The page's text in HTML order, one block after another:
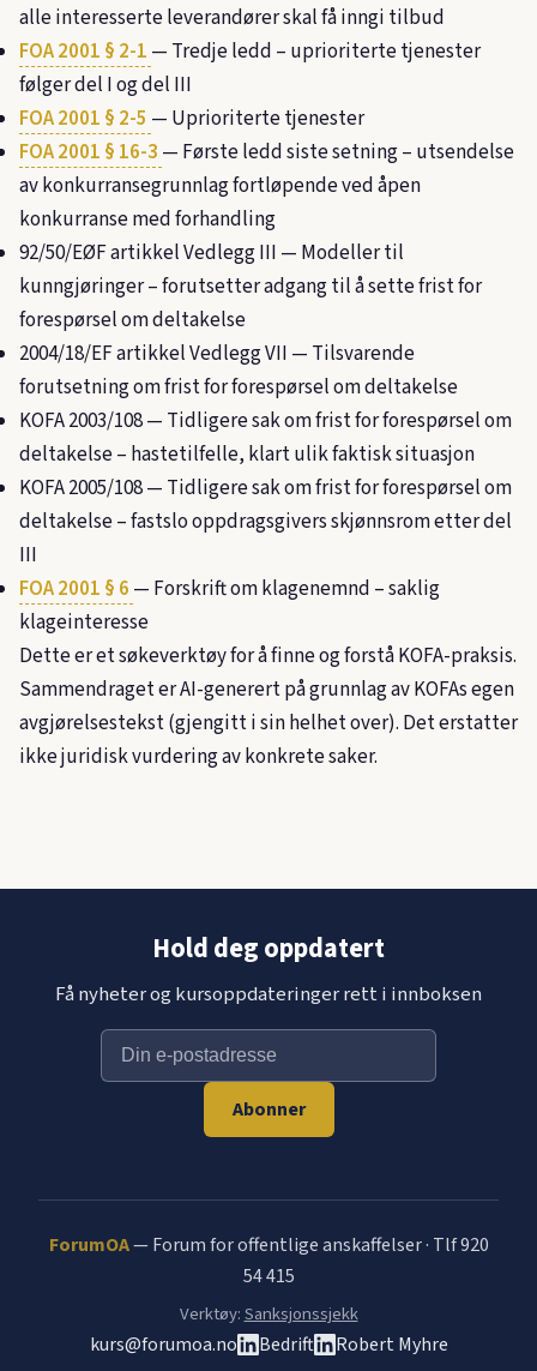
alle interesserte leverandører skal få inngi tilbud
FOA 2001 § 2-1 — Tredje ledd – uprioriterte tjenester
følger del I og del III
FOA 2001 § 2-5 — Uprioriterte tjenester
FOA 2001 § 16-3 — Første ledd siste setning – utsendelse
av konkurransegrunnlag fortløpende ved åpen
konkurranse med forhandling
92/50/EØF artikkel Vedlegg III — Modeller til
kunngjøringer – forutsetter adgang til å sette frist for
forespørsel om deltakelse
2004/18/EF artikkel Vedlegg VII — Tilsvarende
forutsetning om frist for forespørsel om deltakelse
KOFA 2003/108— Tidligere sak om frist for forespørsel om
deltakelse – hastetilfelle, klart ulik faktisk situasjon
KOFA 2005/108— Tidligere sak om frist for forespørsel om
deltakelse – fastslo oppdragsgivers skjønnsrom etter del
III
FOA 2001 § 6 — Forskrift om klagenemnd – saklig
klageinteresse
Dette er et søkeverktøy for å finne og forstå KOFA-praksis.
Sammendraget er AI-generert på grunnlag av KOFAs egen
avgjørelsestekst (gjengitt i sin helhet over). Det erstatter
ikke juridisk vurdering av konkrete saker.
Hold deg oppdatert
Få nyheter og kursoppdateringer rett i innboksen
Abonner
ForumOA— Forum for offentlige anskaffelser · Tlf 920
54 415
Verktøy:Sanksjonssjekk
kurs@forumoa.no Bedrift Robert Myhre